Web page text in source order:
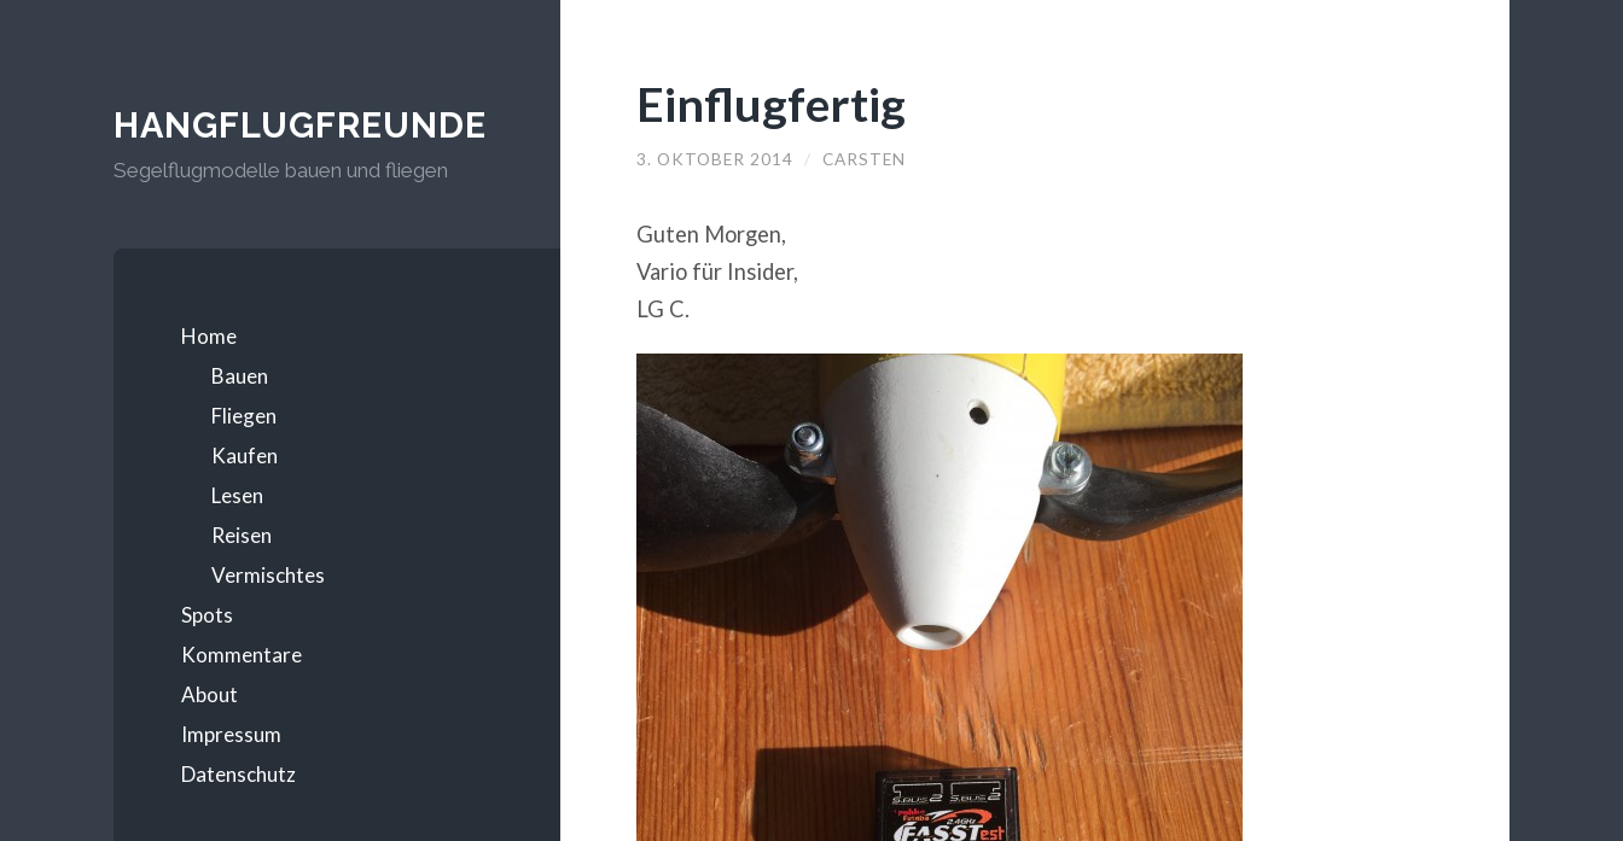
HANGFLUGFREUNDE
Segelflugmodelle bauen und fliegen
Home
Bauen
Fliegen
Kaufen
Lesen
Reisen
Vermischtes
Spots
Kommentare
About
Impressum
Datenschutz
Einflugfertig
3. OKTOBER 2014 / CARSTEN
Guten Morgen,
Vario für Insider,
LG C.